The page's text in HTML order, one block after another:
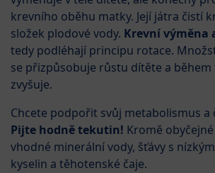
krevního oběhu matky. Její játra čistí
složek plodové vody. Krevní výměna
tedy podléhají principu rotace.
se přizpůsobuje růstu dítěte a
zvyšuje.
Chcete podpořit svůj metabolismus a
Pijte hodně tekutin! Kromě
vhodné minerální vody, šťávy s
kyselin a těhotenské čaje.